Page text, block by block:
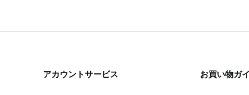
アカウントサービス お買い物ガ